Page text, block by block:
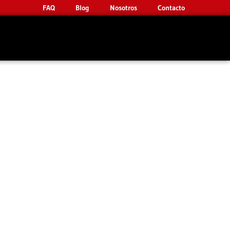
FAQ Blog Nosotros Contacto